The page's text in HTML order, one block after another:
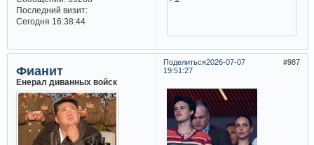
Последний визит:
Сегодня 16:38:44
Поделиться 987
2026-07-07
19:51:27
Фианит
Енерал диванных войск